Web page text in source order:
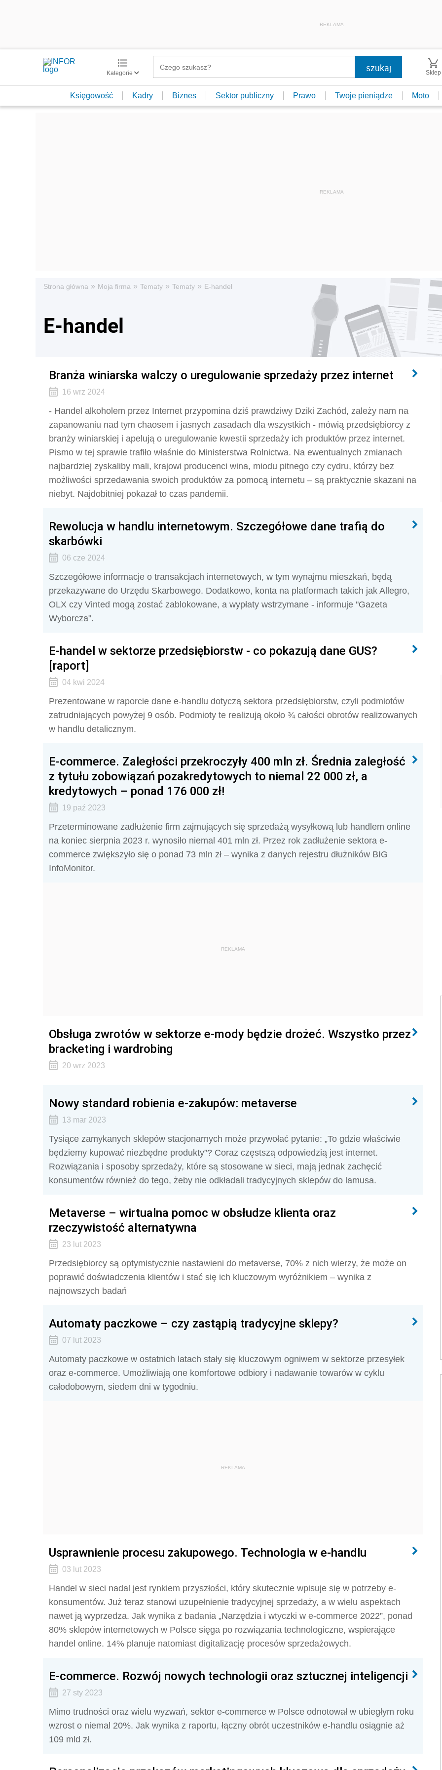
REKLAMA
Kategorie Sklep
Księgowość Kadry Biznes Sektor publiczny Prawo Twoje pieniądze Moto
Strona główna » Moja firma » Tematy » Tematy » E-handel
E-handel
Branża winiarska walczy o uregulowanie sprzedaży przez internet
16 wrz 2024
- Handel alkoholem przez Internet przypomina dziś prawdziwy Dziki Zachód, zależy nam na
zapanowaniu nad tym chaosem i jasnych zasadach dla wszystkich - mówią przedsiębiorcy z
branży winiarskiej i apelują o uregulowanie kwestii sprzedaży ich produktów przez internet.
Pismo w tej sprawie trafiło właśnie do Ministerstwa Rolnictwa. Na ewentualnych zmianach
najbardziej zyskaliby mali, krajowi producenci wina, miodu pitnego czy cydru, którzy bez
możliwości sprzedawania swoich produktów za pomocą internetu – są praktycznie skazani na
niebyt. Najdobitniej pokazał to czas pandemii.
Rewolucja w handlu internetowym. Szczegółowe dane trafią do
skarbówki
06 cze 2024
Szczegółowe informacje o transakcjach internetowych, w tym wynajmu mieszkań, będą
przekazywane do Urzędu Skarbowego. Dodatkowo, konta na platformach takich jak Allegro,
OLX czy Vinted mogą zostać zablokowane, a wypłaty wstrzymane - informuje "Gazeta
Wyborcza".
E-handel w sektorze przedsiębiorstw - co pokazują dane GUS?
[raport]
04 kwi 2024
Prezentowane w raporcie dane e-handlu dotyczą sektora przedsiębiorstw, czyli podmiotów
zatrudniających powyżej 9 osób. Podmioty te realizują około ¾ całości obrotów realizowanych
w handlu detalicznym.
E-commerce. Zaległości przekroczyły 400 mln zł. Średnia zaległość
z tytułu zobowiązań pozakredytowych to niemal 22 000 zł, a
kredytowych – ponad 176 000 zł!
19 paź 2023
Przeterminowane zadłużenie firm zajmujących się sprzedażą wysyłkową lub handlem online
na koniec sierpnia 2023 r. wynosiło niemal 401 mln zł. Przez rok zadłużenie sektora e-
commerce zwiększyło się o ponad 73 mln zł – wynika z danych rejestru dłużników BIG
InfoMonitor.
REKLAMA
Obsługa zwrotów w sektorze e-mody będzie drożeć. Wszystko przez
bracketing i wardrobing
20 wrz 2023
Nowy standard robienia e-zakupów: metaverse
13 mar 2023
Tysiące zamykanych sklepów stacjonarnych może przywołać pytanie: „To gdzie właściwie
będziemy kupować niezbędne produkty”? Coraz częstszą odpowiedzią jest internet.
Rozwiązania i sposoby sprzedaży, które są stosowane w sieci, mają jednak zachęcić
konsumentów również do tego, żeby nie odkładali tradycyjnych sklepów do lamusa.
Metaverse – wirtualna pomoc w obsłudze klienta oraz
rzeczywistość alternatywna
23 lut 2023
Przedsiębiorcy są optymistycznie nastawieni do metaverse, 70% z nich wierzy, że może on
poprawić doświadczenia klientów i stać się ich kluczowym wyróżnikiem – wynika z
najnowszych badań
Automaty paczkowe – czy zastąpią tradycyjne sklepy?
07 lut 2023
Automaty paczkowe w ostatnich latach stały się kluczowym ogniwem w sektorze przesyłek
oraz e-commerce. Umożliwiają one komfortowe odbiory i nadawanie towarów w cyklu
całodobowym, siedem dni w tygodniu.
REKLAMA
Usprawnienie procesu zakupowego. Technologia w e-handlu
03 lut 2023
Handel w sieci nadal jest rynkiem przyszłości, który skutecznie wpisuje się w potrzeby e-
konsumentów. Już teraz stanowi uzupełnienie tradycyjnej sprzedaży, a w wielu aspektach
nawet ją wyprzedza. Jak wynika z badania „Narzędzia i wtyczki w e-commerce 2022”, ponad
80% sklepów internetowych w Polsce sięga po rozwiązania technologiczne, wspierające
handel online. 14% planuje natomiast digitalizację procesów sprzedażowych.
E-commerce. Rozwój nowych technologii oraz sztucznej inteligencji
27 sty 2023
Mimo trudności oraz wielu wyzwań, sektor e-commerce w Polsce odnotował w ubiegłym roku
wzrost o niemal 20%. Jak wynika z raportu, łączny obrót uczestników e-handlu osiągnie aż
109 mld zł.